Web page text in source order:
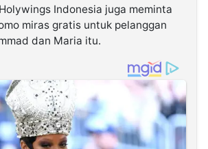
Indonesia juga meminta
miras gratis untuk pelanggan
dan Maria itu.